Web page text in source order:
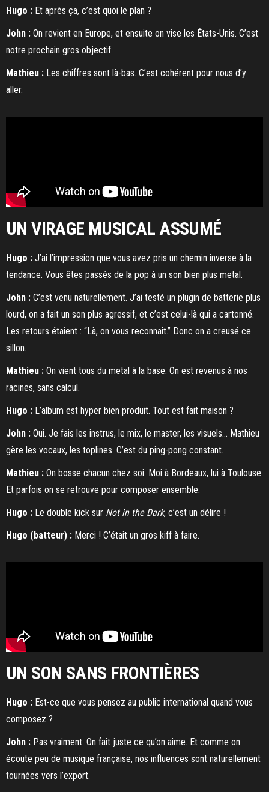
Hugo : Et après ça, c’est quoi le plan ?
John : On revient en Europe, et ensuite on vise les États-Unis. C’est
notre prochain gros objectif.
Mathieu : Les chiffres sont là-bas. C’est cohérent pour nous d’y
aller.
UN VIRAGE MUSICAL ASSUMÉ
Hugo : J’ai l’impression que vous avez pris un chemin inverse à la
tendance. Vous êtes passés de la pop à un son bien plus metal.
John : C’est venu naturellement. J’ai testé un plugin de batterie plus
lourd, on a fait un son plus agressif, et c’est celui-là qui a cartonné.
Les retours étaient : “Là, on vous reconnaît.” Donc on a creusé ce
sillon.
Mathieu : On vient tous du metal à la base. On est revenus à nos
racines, sans calcul.
Hugo : L’album est hyper bien produit. Tout est fait maison ?
John : Oui. Je fais les instrus, le mix, le master, les visuels… Mathieu
gère les vocaux, les toplines. C’est du ping-pong constant.
Mathieu : On bosse chacun chez soi. Moi à Bordeaux, lui à Toulouse.
Et parfois on se retrouve pour composer ensemble.
Hugo : Le double kick sur Not in the Dark, c’est un délire !
Hugo (batteur) : Merci ! C’était un gros kiff à faire.
UN SON SANS FRONTIÈRES
Hugo : Est-ce que vous pensez au public international quand vous
composez ?
John : Pas vraiment. On fait juste ce qu’on aime. Et comme on
écoute peu de musique française, nos influences sont naturellement
tournées vers l’export.